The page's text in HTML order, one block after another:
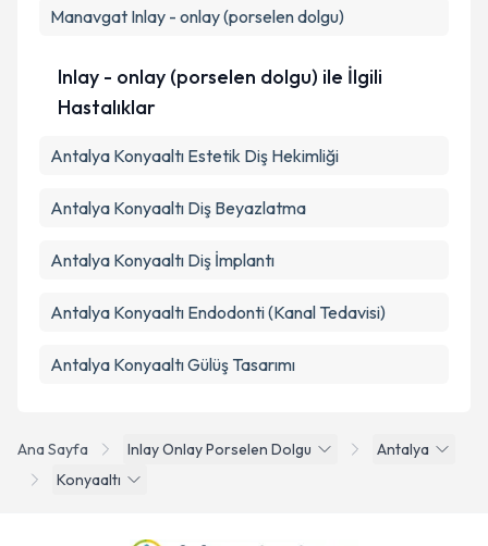
Ana Sayfa Inlay Onlay Porselen Dolgu
Antalya
Konyaaltı
Manavgat Inlay - onlay (porselen dolgu)
Inlay - onlay (porselen dolgu) ile İlgili
Hastalıklar
Antalya Konyaaltı Estetik Diş Hekimliği
Antalya Konyaaltı Diş Beyazlatma
Antalya Konyaaltı Diş İmplantı
Antalya Konyaaltı Endodonti (Kanal Tedavisi)
Antalya Konyaaltı Gülüş Tasarımı